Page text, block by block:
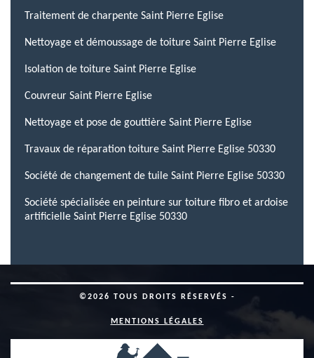
Traitement de charpente Saint Pierre Eglise
Nettoyage et démoussage de toiture Saint Pierre Eglise
Isolation de toiture Saint Pierre Eglise
Couvreur Saint Pierre Eglise
Nettoyage et pose de gouttière Saint Pierre Eglise
Travaux de réparation toiture Saint Pierre Eglise 50330
Société de changement de tuile Saint Pierre Eglise 50330
Société spécialisée en peinture sur toiture fibro et ardoise
artificielle Saint Pierre Eglise 50330
©2026 TOUS DROITS RÉSERVÉS -
MENTIONS LÉGALES